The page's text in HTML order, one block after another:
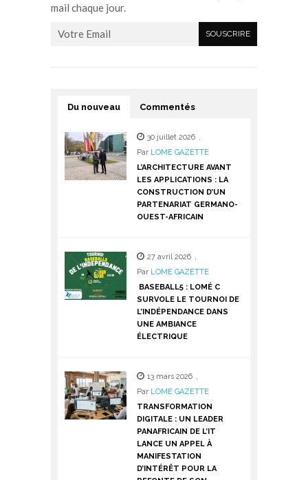
mail chaque jour.
Du nouveau Commentés
30 juillet 2026 ,
Par LOME GAZETTE
L’ARCHITECTURE AVANT
LES APPLICATIONS : LA
CONSTRUCTION D’UN
PARTENARIAT GERMANO-
OUEST-AFRICAIN
27 avril 2026 ,
Par LOME GAZETTE
BASEBALL5 : LOMÉ C
SURVOLE LE TOURNOI DE
L’INDÉPENDANCE DANS
UNE AMBIANCE
ÉLECTRIQUE
13 mars 2026 ,
Par LOME GAZETTE
TRANSFORMATION
DIGITALE : UN LEADER
PANAFRICAIN DE L’IT
LANCE UN APPEL À
MANIFESTATION
D’INTÉRÊT POUR LA